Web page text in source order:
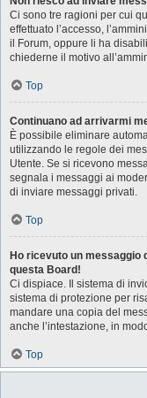
Ci sono tre ragioni per cui
effettuato l’accesso,
il Forum, oppure li ha
chiederne il motivo
Top
Continuano ad arrivarmi
È possibile eliminare
utilizzando le regole dei
Utente. Se si ricevono
segnala i messaggi ai
di inviare messaggi privati​​.
Top
Ho ricevuto un messaggio
questa Board!
Ci dispiace. Il sistema di
sistema di protezione per
mandare una copia del
anche l’intestazione, in
Top